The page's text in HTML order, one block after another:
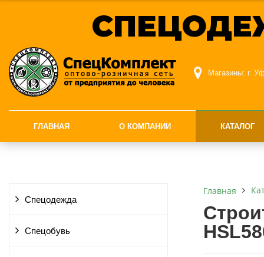
Магазины: г.
ГЛАВНАЯ О КОМПАНИИ КАТАЛОГ
Спецодежда
Спецобувь
Главная